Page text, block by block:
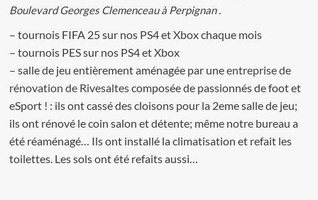
Boulevard Georges Clemenceau à Perpignan .
– tournois FIFA 25 sur nos PS4 et Xbox chaque mois
– tournois PES sur nos PS4 et Xbox
– salle de jeu entièrement aménagée par uneentreprise de
rénovation de Rivesaltescomposée de passionnés de foot et
eSport ! : ils ont cassé des cloisons pour la 2eme salle de jeu;
ils ont rénové le coin salon et détente; même notre bureau a
été réaménagé… Ils ont installé la climatisation et refait les
toilettes. Les sols ont été refaits aussi…